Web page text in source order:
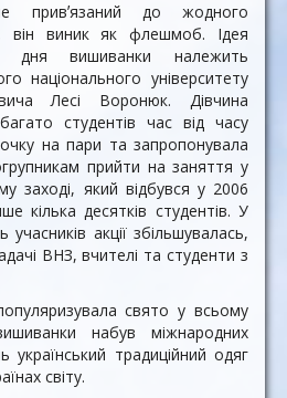
привʼязаний до жодного
він виник як флешмоб. Ідея
дня вишиванки належить
національного університету
Лесі Воронюк. Дівчина
студентів час від часу
на пари та запропонувала
прийти на заняття у
заході, який відбувся у 2006
кілька десятків студентів. У
учасників акції збільшувалась,
ВНЗ, вчителі та студенти з
свято у всьому
набув міжнародних
традиційний одяг
світу.